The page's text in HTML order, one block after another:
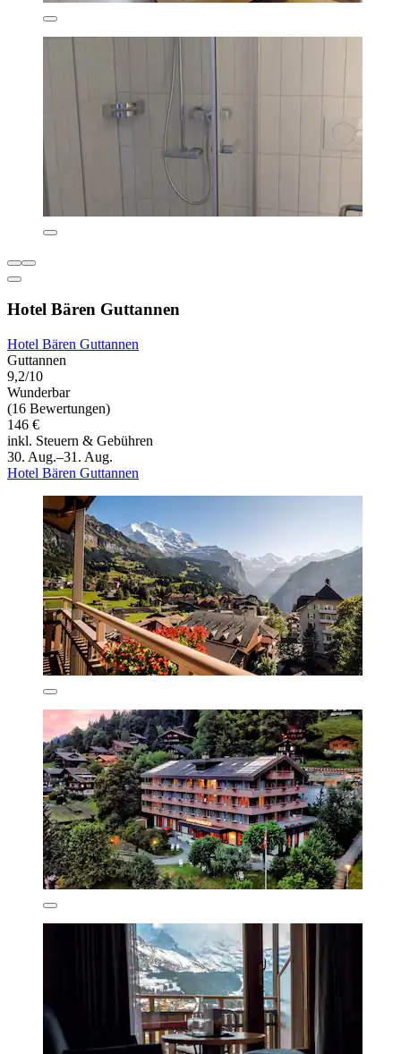
Hotel Bären Guttannen
Hotel Bären Guttannen
Guttannen
9,2/10
Wunderbar
(16 Bewertungen)
146 €
inkl. Steuern & Gebühren
30. Aug.–31. Aug.
Hotel Bären Guttannen